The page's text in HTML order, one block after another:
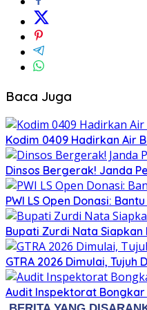
Baca Juga
Kodim 0409 Hadirkan Air
Dinsos Bergerak! Janda
PWI LS Open Donasi:
Bupati Zurdi Nata
GTRA 2026 Dimulai,
Audit Inspektorat Bongkar